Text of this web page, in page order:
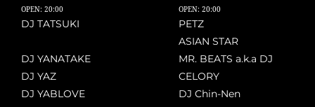
OPEN: 20:00
DJ TATSUKI
DJ YANATAKE
DJ YAZ
DJ YABLOVE
OPEN: 20:00
PETZ
ASIAN STAR
MR. BEATS a.k.a DJ
CELORY
DJ Chin-Nen